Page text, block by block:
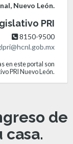
Nuevo León.
PRI
8150-9500
en este portal son
PRI Nuevo León.
de
casa.